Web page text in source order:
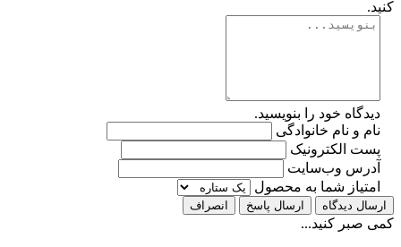
خود را بنویسید.
و نام خانوادگی
الکترونیک
وب‌سایت
شما به محصول
دیدگاه ارسال پاسخ انصراف
کنید...